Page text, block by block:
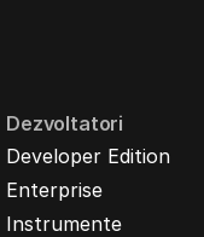
Dezvoltatori
Developer Edition
Enterprise
Instrumente